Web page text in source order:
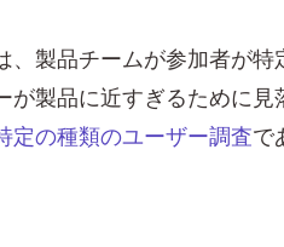
、製品チームが参加者が
が製品に近すぎるために
定の種類のユーザー調査で